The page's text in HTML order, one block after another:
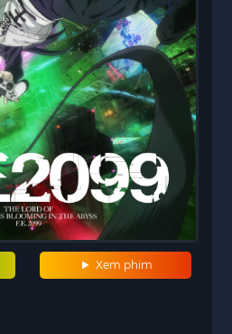
Xem phim